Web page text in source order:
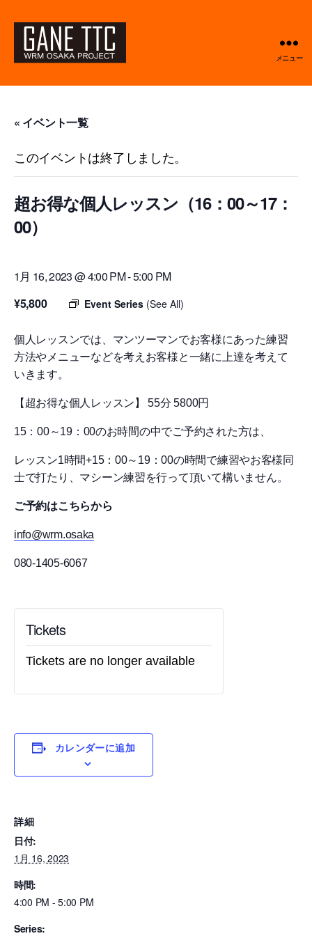
メニュー
« イベント一覧
このイベントは終了しました。
超お得な個人レッスン（16：00～17：
00）
1月 16, 2023 @ 4:00 PM-5:00 PM
Event Series (See All)
¥5,800
個人レッスンでは、マンツーマンでお客様にあった練習
方法やメニューなどを考えお客様と一緒に上達を考えて
いきます。
【超お得な個人レッスン】 55分 5800円
15：00～19：00のお時間の中でご予約された方は、
レッスン1時間+15：00～19：00の時間で練習やお客様同
士で打たり、マシーン練習を行って頂いて構いません。
ご予約はこちらから
info@wrm.osaka
080-1405-6067
Tickets
Tickets are no longer available
カレンダーに追加
詳細
日付:
1月 16, 2023
時間:
4:00 PM - 5:00 PM
Series: